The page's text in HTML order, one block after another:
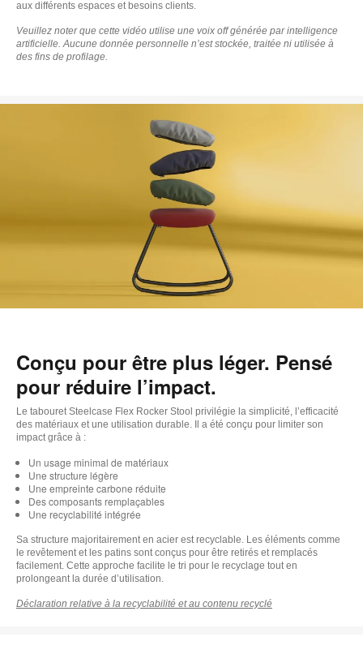
aux différents espaces et besoins clients.
Veuillez noter que cette vidéo utilise une voix off générée par intelligence
artificielle. Aucune donnée personnelle n’est stockée, traitée ni utilisée à
des fins de profilage.
Conçu pour être plus léger. Pensé
pour réduire l’impact.
Le tabouret Steelcase Flex Rocker Stool privilégie la simplicité, l’efficacité
des matériaux et une utilisation durable. Il a été conçu pour limiter son
impact grâce à :
Un usage minimal de matériaux
Une structure légère
Une empreinte carbone réduite
Des composants remplaçables
Une recyclabilité intégrée
Sa structure majoritairement en acier est recyclable. Les éléments comme
le revêtement et les patins sont conçus pour être retirés et remplacés
facilement. Cette approche facilite le tri pour le recyclage tout en
prolongeant la durée d’utilisation.
Déclaration relative à la recyclabilité et au contenu recyclé